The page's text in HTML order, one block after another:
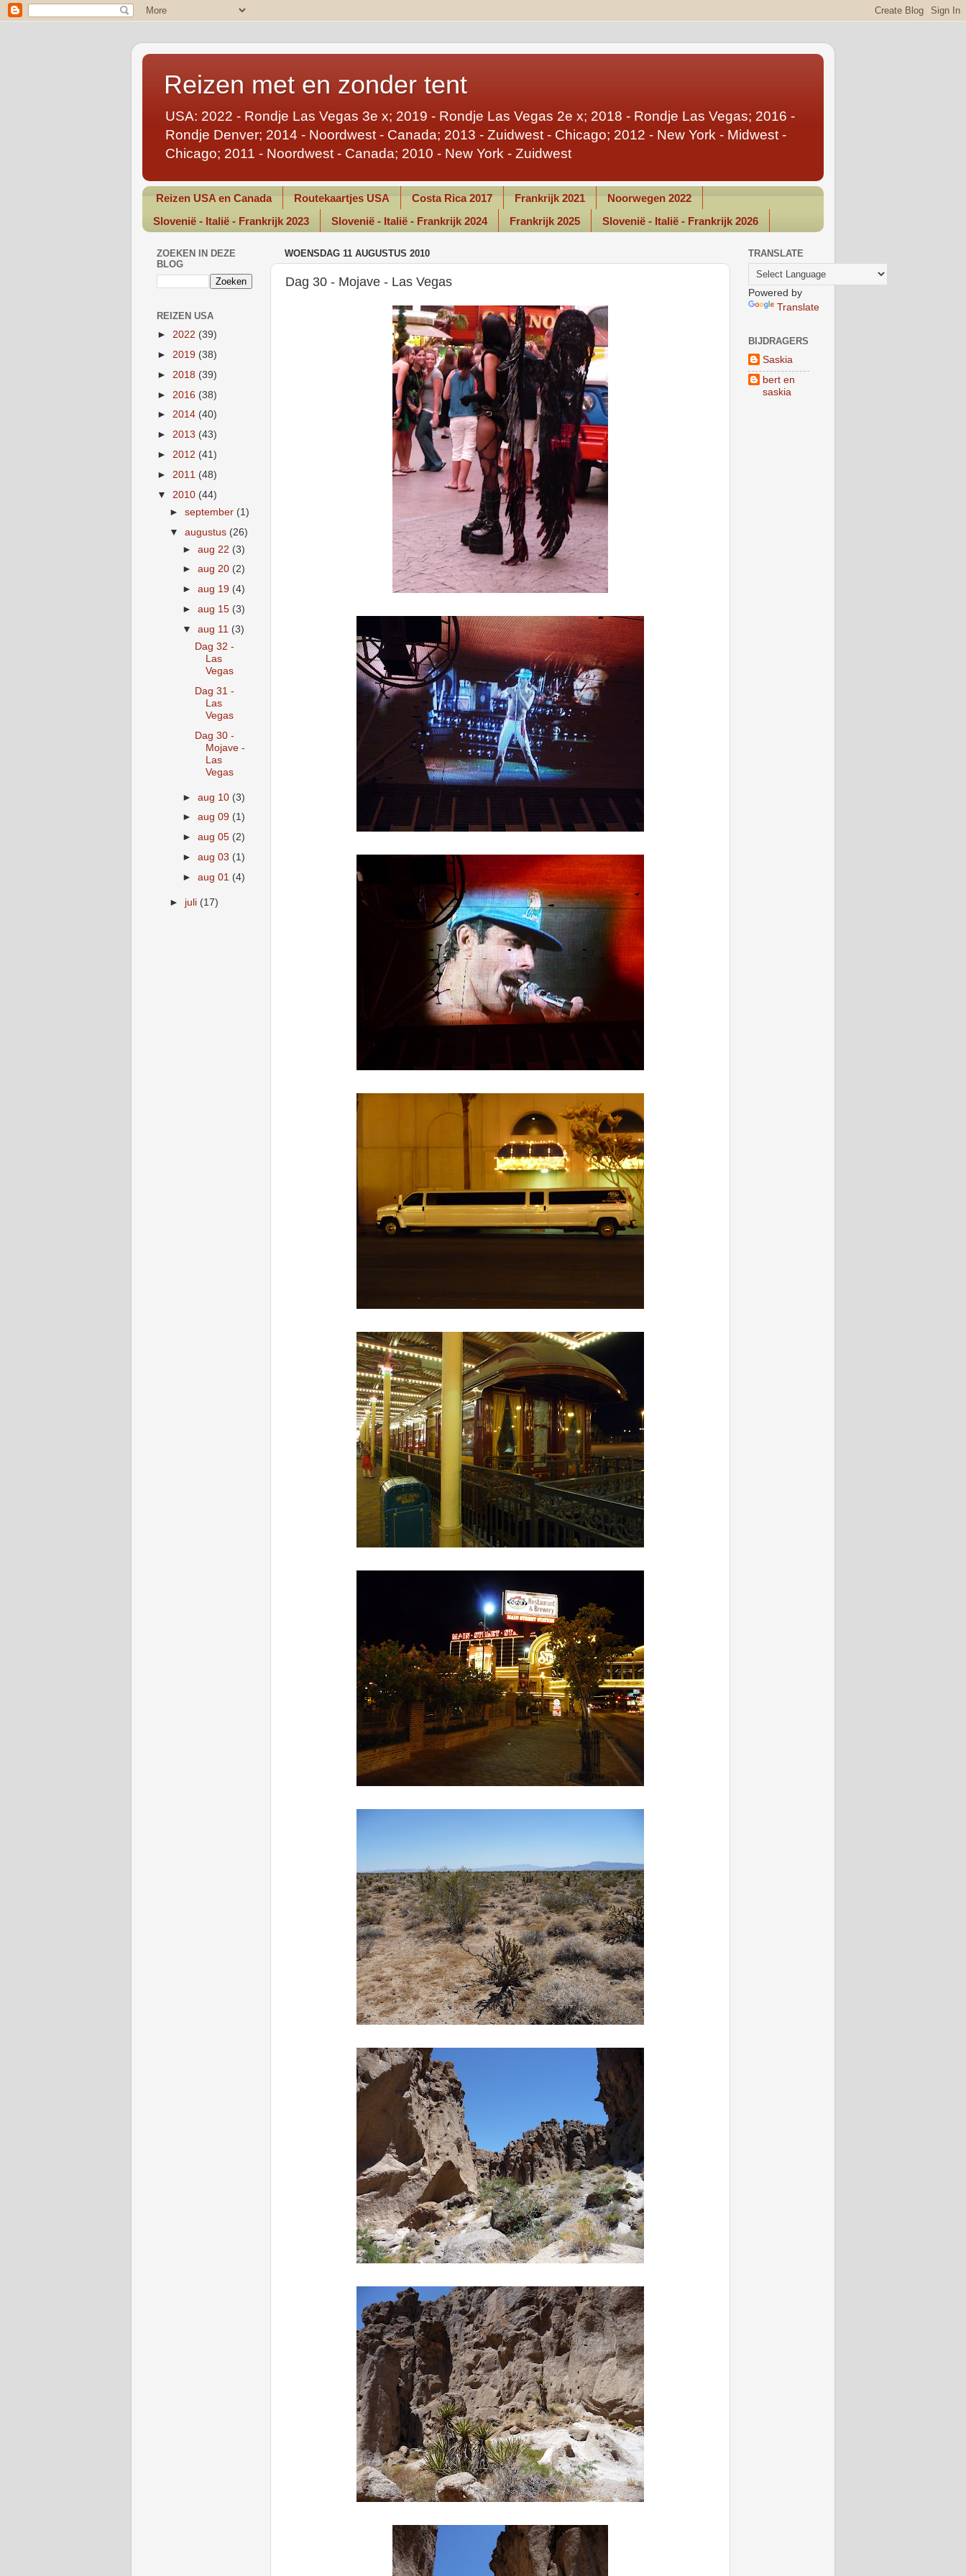
Reizen met en zonder tent
USA: 2022 - Rondje Las Vegas 3e x; 2019 - Rondje Las Vegas 2e x; 2018 - Rondje Las Vegas; 2016 -
Rondje Denver; 2014 - Noordwest - Canada; 2013 - Zuidwest - Chicago; 2012 - New York - Midwest -
Chicago; 2011 - Noordwest - Canada; 2010 - New York - Zuidwest
Reizen USA en Canada Routekaartjes USA Costa Rica 2017 Frankrijk 2021
Noorwegen 2022
Slovenië - Italië - Frankrijk 2023
Slovenië - Italië - Frankrijk 2024 Frankrijk 2025 Slovenië - Italië - Frankrijk 2026
WOENSDAG 11 AUGUSTUS 2010
Dag 30 - Mojave - Las Vegas
ZOEKEN IN DEZE
BLOG
REIZEN USA
► 2022 (39)
► 2019 (38)
► 2018 (39)
► 2016 (38)
► 2014 (40)
► 2013 (43)
► 2012 (41)
► 2011 (48)
▼ 2010 (44)
►september (1)
▼augustus (26)
► aug 22 (3)
► aug 20 (2)
► aug 19 (4)
► aug 15 (3)
▼ aug 11 (3)
Dag 32 -
Las
Vegas
Dag 31 -
Las
Vegas
Dag 30 -
Mojave -
Las
Vegas
► aug 10 (3)
► aug 09 (1)
► aug 05 (2)
► aug 03 (1)
► aug 01 (4)
► juli (17)
TRANSLATE
Powered by
Translate
BIJDRAGERS
Saskia
bert en
saskia